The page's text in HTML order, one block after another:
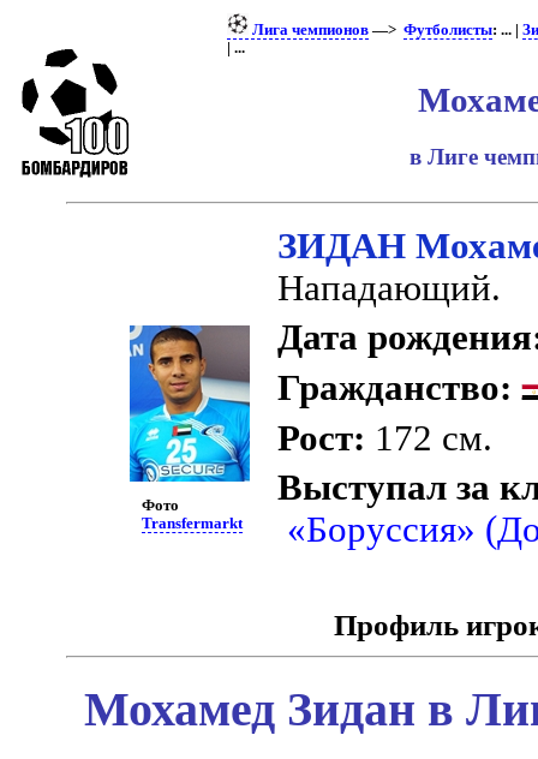
Лига чемпионов —>Футболисты: ... |
| ...
в Лиге
Фото
Transfermarkt
ЗИДАН
Нападающий.
Дата
Гражданство:
Рост: 172 см.
Выступал за
«Боруссия»
Профиль
Мохамед Зидан в